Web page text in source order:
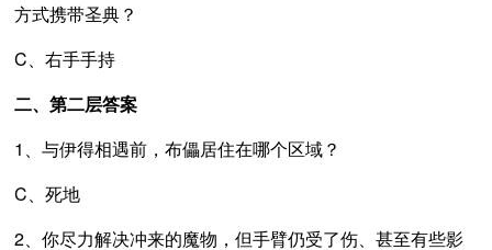
方式携带圣典？
C、右手手持
二、第二层答案
1、与伊得相遇前，布儡居住在哪个区域？
C、死地
2、你尽力解决冲来的魔物，但手臂仍受了伤、甚至有些影